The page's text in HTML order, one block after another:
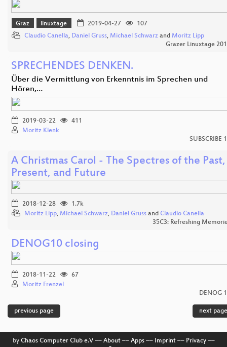
Graz linuxtage 2019-04-27
107
Claudio Canella, Daniel Gruss, Michael Schwarz and Moritz Lipp
Grazer Linuxtage
SPRECHENDES DENKEN.
Über die Vermittlung von Erkenntnis im Sprechen und
Hören,…
2019-03-22
411
Moritz Klenk
SUBSCRIBE
A Christmas Carol - The Spectres of the Past,
Present, and Future
2018-12-28
1.7k
Moritz Lipp, Michael Schwarz, Daniel Gruss and Claudio Canella
35C3: Refreshing
DENOG10 closing
2018-11-22
67
Moritz Frenzel
DENOG
previous page next page
by Chaos Computer Club e.V–– About–– Apps–– Imprint–– Privacy––